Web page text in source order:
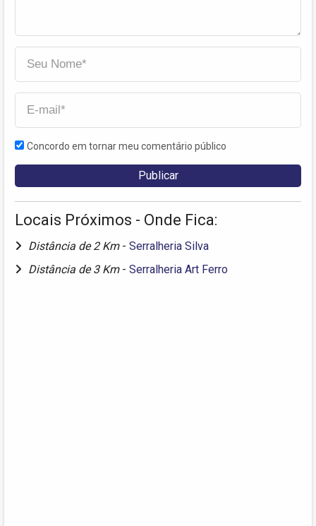
Concordo em tornar meu comentário público
Locais Próximos - Onde Fica:
Distância de 2 Km - Serralheria Silva
Distância de 3 Km - Serralheria Art Ferro